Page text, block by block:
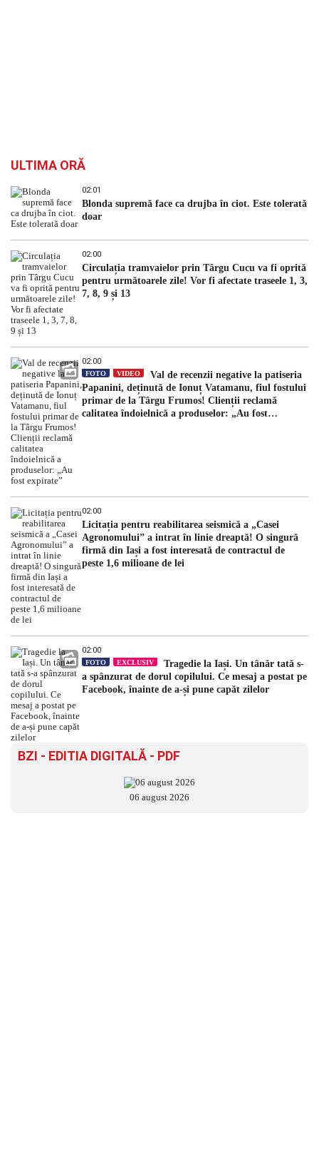
ULTIMA ORĂ
02:01
Blonda supremă face ca drujba în ciot. Este tolerată
doar
02:00
Circulația tramvaielor prin Târgu Cucu va fi oprită
pentru următoarele zile! Vor fi afectate traseele 1, 3,
7, 8, 9 și 13
02:00
FOTO VIDEO
Val de recenzii negative la patiseria
Papanini, deținută de Ionuț Vatamanu, fiul fostului
primar de la Târgu Frumos! Clienții reclamă
calitatea îndoielnică a produselor: „Au fost
02:00
Licitația pentru reabilitarea seismică a „Casei
Agronomului” a intrat în linie dreaptă! O singură
firmă din Iași a fost interesată de contractul de
peste 1,6 milioane de lei
02:00
FOTO EXCLUSIV
Tragedie la Iași. Un tânăr tată s-
a spânzurat de dorul copilului. Ce mesaj a postat pe
Facebook, înainte de a-și pune capăt zilelor
BZI - EDITIA DIGITALĂ - PDF
06 august 2026